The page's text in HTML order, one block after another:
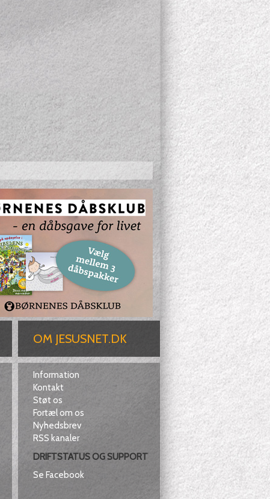
OM JESUSNET.DK
Information
Kontakt
Støt os
Fortæl om os
Nyhedsbrev
RSS kanaler
DRIFTSTATUS OG SUPPORT
Se Facebook